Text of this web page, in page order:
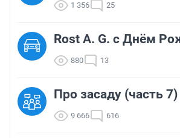
1 356 25
Rost A. G. с Днём
880 13
Про засаду (часть 7)
9 666 616